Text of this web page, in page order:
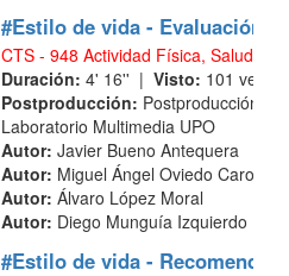
#Estilo de vida - Evaluación
CTS - 948 Actividad Física, Salud y
Duración: 4' 16'' | Visto: 101 veces
Postproducción: Postproducción
Laboratorio Multimedia UPO
Autor: Javier Bueno Antequera
Autor: Miguel Ángel Oviedo Caro
Autor: Álvaro López Moral
Autor: Diego Munguía Izquierdo
#Estilo de vida -